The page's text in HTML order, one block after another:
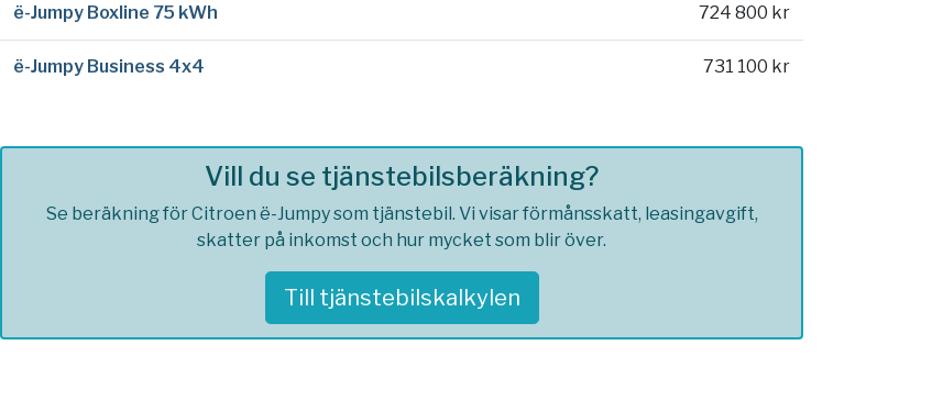
ë-Jumpy Boxline 75 kWh 724 800 kr
ë-Jumpy Business 4x4 731 100 kr
Vill du se tjänstebilsberäkning?
Se beräkning för Citroen ë-Jumpy som tjänstebil. Vi visar förmånsskatt, leasingavgift,
skatter på inkomst och hur mycket som blir över.
Till tjänstebilskalkylen